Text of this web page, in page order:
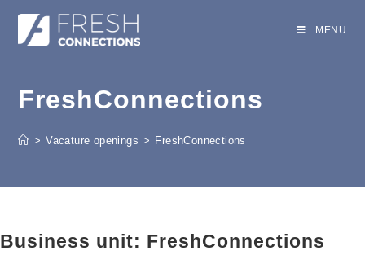
MENU
FreshConnections
> Vacature openings > FreshConnections
Business unit: FreshConnections